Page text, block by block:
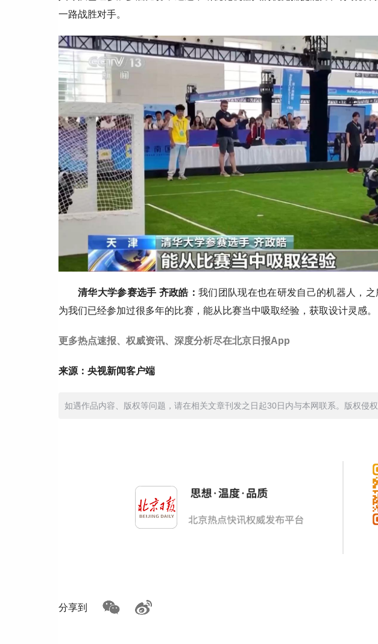
一路战胜对手。
清华大学参赛选手 齐政皓：我们团队现在也在研发自己的机器人，
为我们已经参加过很多年的比赛，能从比赛当中吸取经验，获取设计灵感。
更多热点速报、权威资讯、深度分析尽在北京日报App
来源：央视新闻客户端
如遇作品内容、版权等问题，请在相关文章刊发之日起30日内与本网联系。版权侵
分享到